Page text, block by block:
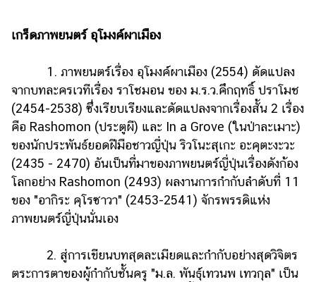
เกร็ดภาพยนตร์ อุโมงค์ผาเมือง
1. ภาพยนตร์เรื่อง อุโมงค์ผาเมือง (2554) ดัดแปลง
จากบทละครเวทีเรื่อง ราโชมอน ของ ม.ร.ว.คึกฤทธิ์ ปราโมช
(2454-2538) ซึ่งเรียบเรียงและดัดแปลงจากเรื่องสั้น 2 เรื่อง
คือ Rashomon (ประตูผี) และ In a Grove (ในป่าละเมาะ)
ของนักประพันธ์ยอดฝีมือชาวญี่ปุ่น ริวโนะสุเกะ อะคุตะงะวะ
(2435 - 2470) อันเป็นที่มาของภาพยนตร์ญี่ปุ่นเรื่องดังก้อง
โลกอย่าง Rashomon (2493) ผลงานการกำกับลำดับที่ 11
ของ "อากิระ คุโรซาวา" (2453-2541) จักรพรรดิแห่ง
ภาพยนตร์ญี่ปุ่นนั่นเอง
2. สู่การเขียนบทสุดละเมียดและกำกับอย่างสุดวิจิตร
ตระการตาของผู้กำกับชั้นครู "ม.ล. พันธุ์เทวนพ เทวกุล" เป็น